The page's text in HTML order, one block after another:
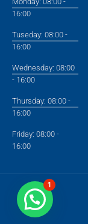
16:00
Tuseday: 08:00 -
16:00
Wednesday: 08:00
- 16:00
Thursday: 08:00 -
16:00
Friday: 08:00 -
16:00
1